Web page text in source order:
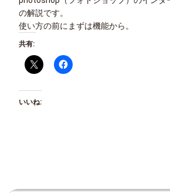
の解説です。
使い方の前にまずは機能から。
共有:
いいね: